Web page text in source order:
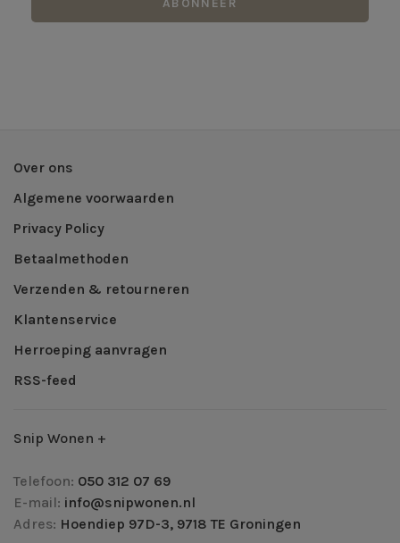
Over ons
Algemene voorwaarden
Privacy Policy
Betaalmethoden
Verzenden & retourneren
Klantenservice
Herroeping aanvragen
RSS-feed
Snip Wonen +
Telefoon: 050 312 07 69
E-mail: info@snipwonen.nl
Adres: Hoendiep 97D-3, 9718 TE Groningen